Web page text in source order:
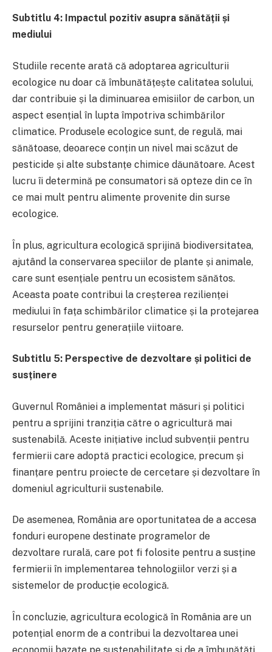
Subtitlu 4: Impactul pozitiv asupra sănătății și
mediului
Studiile recente arată că adoptarea agriculturii
ecologice nu doar că îmbunătățește calitatea solului,
dar contribuie și la diminuarea emisiilor de carbon, un
aspect esențial în lupta împotriva schimbărilor
climatice. Produsele ecologice sunt, de regulă, mai
sănătoase, deoarece conțin un nivel mai scăzut de
pesticide și alte substanțe chimice dăunătoare. Acest
lucru îi determină pe consumatori să opteze din ce în
ce mai mult pentru alimente provenite din surse
ecologice.
În plus, agricultura ecologică sprijină biodiversitatea,
ajutând la conservarea speciilor de plante și animale,
care sunt esențiale pentru un ecosistem sănătos.
Aceasta poate contribui la creșterea rezilienței
mediului în fața schimbărilor climatice și la protejarea
resurselor pentru generațiile viitoare.
Subtitlu 5: Perspective de dezvoltare și politici de
susținere
Guvernul României a implementat măsuri și politici
pentru a sprijini tranziția către o agricultură mai
sustenabilă. Aceste inițiative includ subvenții pentru
fermierii care adoptă practici ecologice, precum și
finanțare pentru proiecte de cercetare și dezvoltare în
domeniul agriculturii sustenabile.
De asemenea, România are oportunitatea de a accesa
fonduri europene destinate programelor de
dezvoltare rurală, care pot fi folosite pentru a susține
fermierii în implementarea tehnologiilor verzi și a
sistemelor de producție ecologică.
În concluzie, agricultura ecologică în România are un
potențial enorm de a contribui la dezvoltarea unei